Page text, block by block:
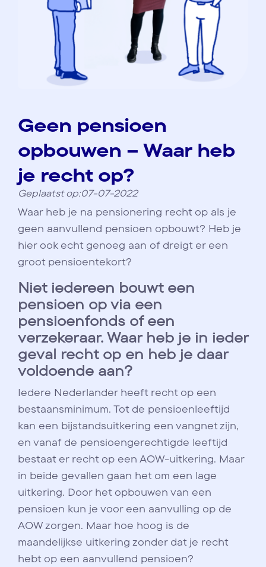
Geen pensioen
opbouwen – Waar heb
je recht op?
Geplaatst op:07-07-2022
Waar heb je na pensionering recht op als je
geen aanvullend pensioen opbouwt? Heb je
hier ook echt genoeg aan of dreigt er een
groot pensioentekort?
Niet iedereen bouwt een
pensioen op via een
pensioenfonds of een
verzekeraar. Waar heb je in ieder
geval recht op en heb je daar
voldoende aan?
Iedere Nederlander heeft recht op een
bestaansminimum. Tot de pensioenleeftijd
kan een bijstandsuitkering een vangnet zijn,
en vanaf de pensioengerechtigde leeftijd
bestaat er recht op een AOW-uitkering. Maar
in beide gevallen gaan het om een lage
uitkering. Door het opbouwen van een
pensioen kun je voor een aanvulling op de
AOW zorgen. Maar hoe hoog is de
maandelijkse uitkering zonder dat je recht
hebt op een aanvullend pensioen?